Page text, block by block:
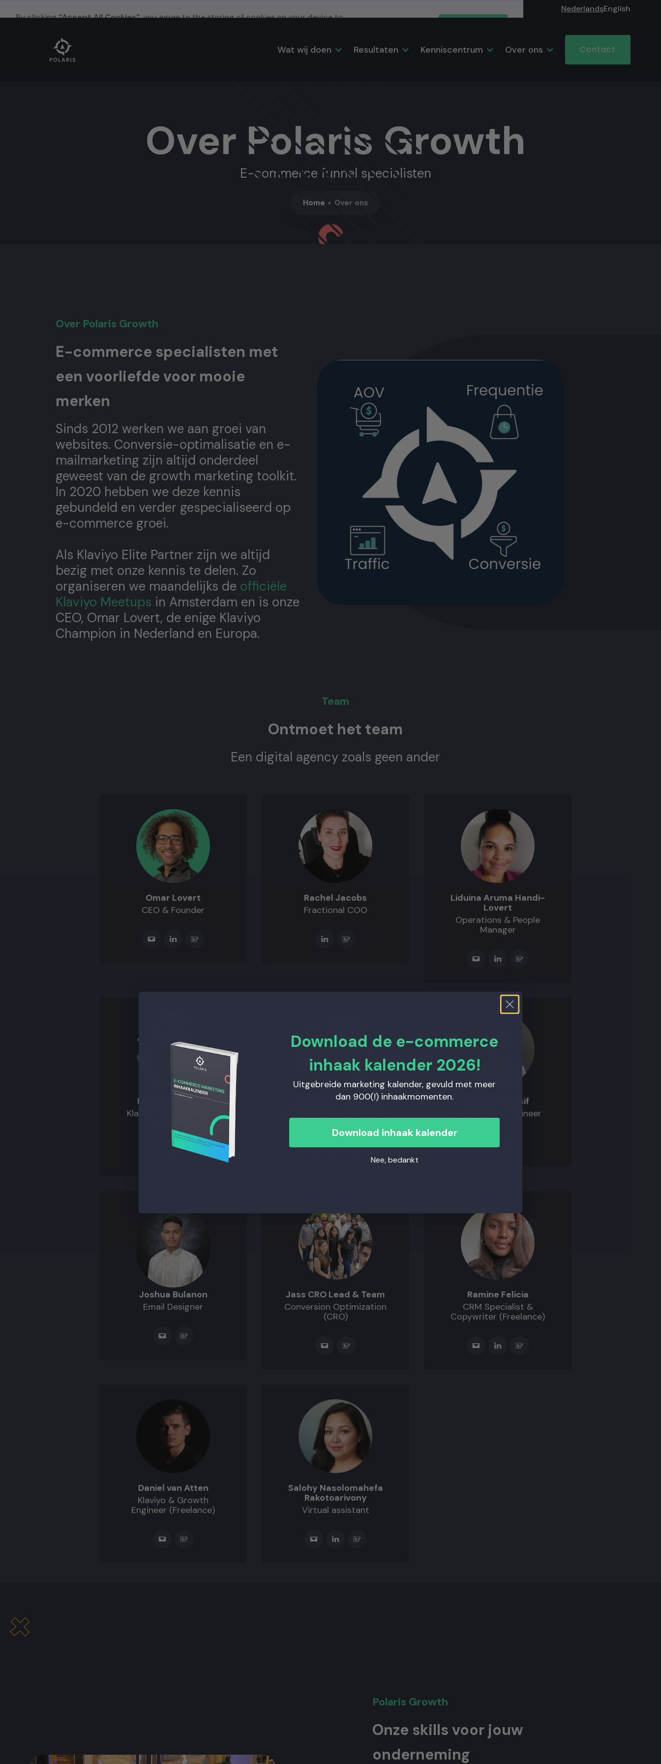
By clicking“Accept All Cookies”, you agree to the storing of cookies on your device to
Privacy Policy
NederlandsEnglish
Wat wij doen Resultaten Kenniscentrum Over ons Contact
Over Polaris Growth
E-commerce funnel specialisten
Home Over ons
Over Polaris Growth
E-commerce specialisten met
een voorliefde voor mooie
merken
Sinds 2012 werken we aan groei van
websites. Conversie-optimalisatie en e-
mailmarketing zijn altijd onderdeel
geweest van de growth marketing toolkit.
In 2020 hebben we deze kennis
gebundeld en verder gespecialiseerd op
e-commerce groei.
Als Klaviyo Elite Partner zijn we altijd
bezig met onze kennis te delen. Zo
organiseren we maandelijks de officiële
Klaviyo Meetups in Amsterdam en is onze
CEO, Omar Lovert, de enige Klaviyo
Champion in Nederland en Europa.
Team
Ontmoet het team
Een digital agency zoals geen ander
Omar Lovert
CEO & Founder
Rachel Jacobs
Fractional COO
Liduina Aruma Handi-
Lovert
Operations & People
Manager
Marjolein Ceulen
Klaviyo CRM & Growth
Maxime Lindeboom
Muzammil Asif
Klaviyo CRM Engineer
Joshua Bulanon
Email Designer
Jass CRO Lead & Team
Conversion Optimization
(CRO)
Ramine Felicia
CRM Specialist &
Copywriter (Freelance)
Daniel van Atten
Klaviyo & Growth
Engineer (Freelance)
Salohy Nasolomahefa
Rakotoarivony
Virtual assistant
Polaris Growth
Onze skills voor jouw
onderneming
Download de e-commerce
inhaak kalender 2026!
Uitgebreide marketing kalender, gevuld met meer
dan 900(!) inhaakmomenten.
Download inhaak kalender
Nee, bedankt